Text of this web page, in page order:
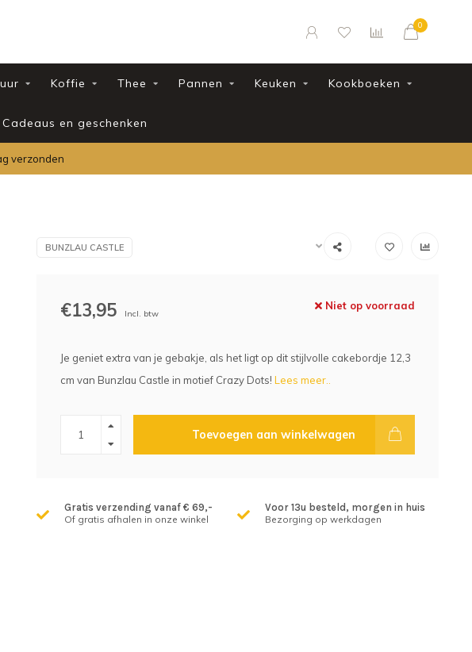
0
Koffie Thee Pannen Keuken Kookboeken
Cadeaus en geschenken
verzonden
BUNZLAU CASTLE
€13,95 Incl. btw
Niet op voorraad
Je geniet extra van je gebakje, als het ligt op dit stijlvolle cakebordje 12,3
cm van Bunzlau Castle in motief Crazy Dots! Lees meer..
Toevoegen aan winkelwagen
Gratis verzending vanaf € 69,-
Of gratis afhalen in onze winkel
Voor 13u besteld, morgen in huis
Bezorging op werkdagen